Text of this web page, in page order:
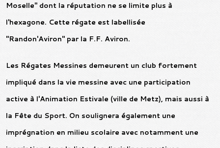
Moselle" dont la réputation ne se limite plus à
l'hexagone. Cette régate est labellisée
"Randon'Aviron" par la F.F. Aviron.
Les Régates Messines demeurent un club fortement
impliqué dans la vie messine avec une participation
active à l'Animation Estivale (ville de Metz), mais aussi à
la Fête du Sport. On soulignera également une
imprégnation en milieu scolaire avec notamment une